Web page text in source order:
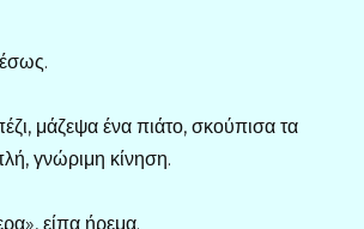
μάζεψα ένα πιάτο, σκούπισα τα
γνώριμη κίνηση.
είπα ήρεμα.